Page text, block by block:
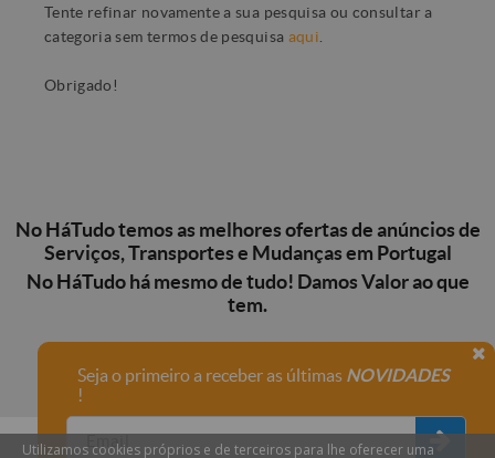
Tente refinar novamente a sua pesquisa ou consultar a
categoria sem termos de pesquisa aqui
Obrigado!
No HáTudo temos as melhores ofertas de anúncios de
Serviços, Transportes e Mudanças em Portugal
No HáTudo há mesmo de tudo! Damos Valor ao que
tem.
Seja o primeiro a receber as últimas NOVIDADES
!
Utilizamos cookies próprios e de terceiros para lhe oferecer uma